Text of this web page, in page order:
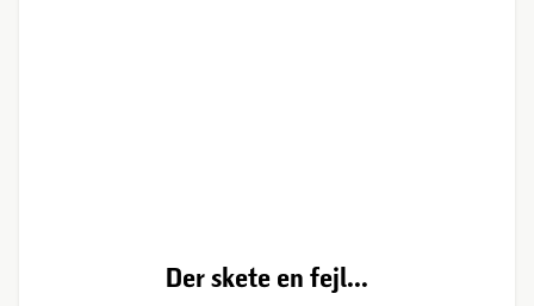
Der skete en fejl...